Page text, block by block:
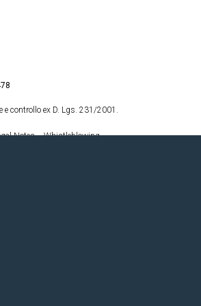
e controllo ex D. Lgs. 231/2001.
Notes Whistleblowing